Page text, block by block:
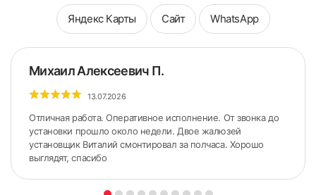
Яндекс Карты Сайт WhatsApp
Михаил Алексеевич П.
13.07.2026
Отличная работа. Оперативное исполнение. От звонка до
установки прошло около недели. Двое жалюзей
установщик Виталий смонтировал за полчаса. Хорошо
выглядят, спасибо